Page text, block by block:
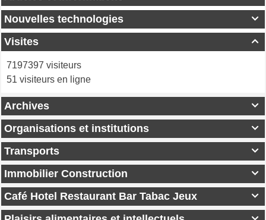

Nouvelles technologies

Visites
7197397 visiteurs
51 visiteurs en ligne

Archives

Organisations et institutions

Transports

Immobilier Construction

Café Hotel Restaurant Bar Tabac Jeux
